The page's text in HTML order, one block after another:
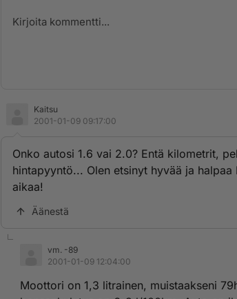
Kaitsu
2001-01-09 09:17:00
Onko autosi 1.6 vai 2.0? Entä kilometrit,
hintapyyntö... Olen etsinyt hyvää ja
aikaa!
Äänestä
vm. -89
2001-01-09 12:04:00
Moottori on 1,3 litrainen, muistaakseni